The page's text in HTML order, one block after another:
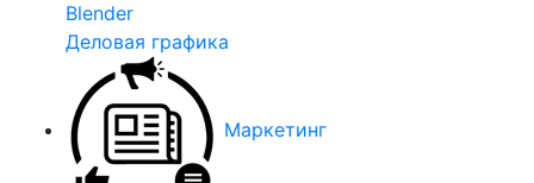
Blender
Деловая графика
Маркетинг